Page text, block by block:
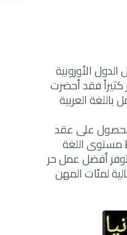
الأوروبية
كثيراً فقد أحضرت
باللغة العربية
على عقد
مستوى اللغة
توفر أفضل عمل حر
لمئات المهن